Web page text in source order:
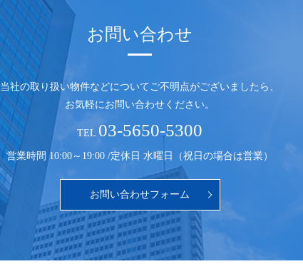
お問い合わせ
当社の取り扱い物件などについてご不明点がございましたら、
お気軽にお問い合わせください。
TEL 03-5650-5300
営業時間 10:00～19:00 /定休日 水曜日（祝日の場合は営業）
お問い合わせフォーム